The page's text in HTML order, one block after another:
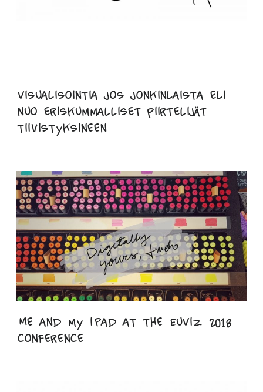
Visualisointia jos jonkinlaista eli
nuo eriskummalliset piirtelijät
tiivistyksineen
Me and my iPad at the EuViz 2018
conference